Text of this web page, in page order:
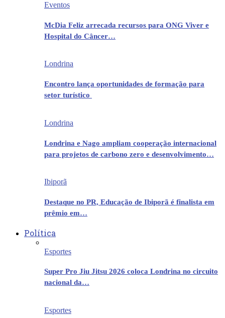
Eventos
McDia Feliz arrecada recursos para ONG Viver e
Hospital do Câncer…
Londrina
Encontro lança oportunidades de formação para
setor turístico
Londrina
Londrina e Nago ampliam cooperação internacional
para projetos de carbono zero e desenvolvimento…
Ibiporã
Destaque no PR, Educação de Ibiporã é finalista em
prêmio em…
Política
Esportes
Super Pro Jiu Jitsu 2026 coloca Londrina no circuito
nacional da…
Esportes